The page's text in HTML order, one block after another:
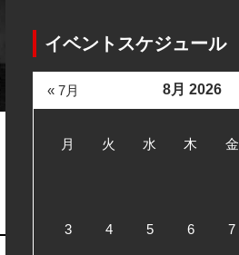
イベントスケジュール
8月 2026
月 火 水 木 金
3 4 5 6 7
« 7月